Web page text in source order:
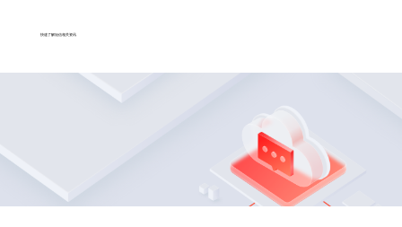
快速了解短信相关资讯